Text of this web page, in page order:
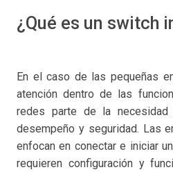
¿Qué es un switch
En el caso de las pequeñas
atención dentro de las
redes parte de la
desempeño y seguridad. Las
enfocan en conectar e iniciar
requieren configuración y